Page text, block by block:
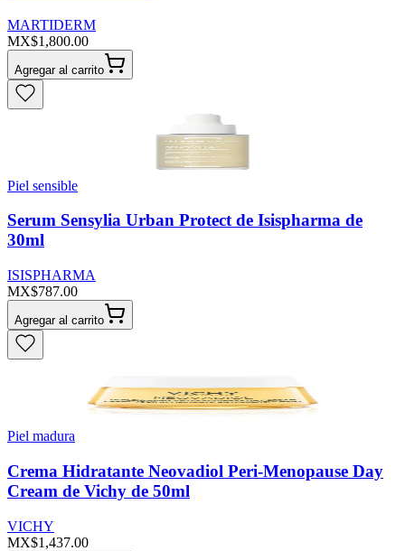
MARTIDERM
MX$1,800.00
Agregar al carrito
Piel sensible
Serum Sensylia Urban Protect de Isispharma de
30ml
ISISPHARMA
MX$787.00
Agregar al carrito
Piel madura
Crema Hidratante Neovadiol Peri-Menopause Day
Cream de Vichy de 50ml
VICHY
MX$1,437.00